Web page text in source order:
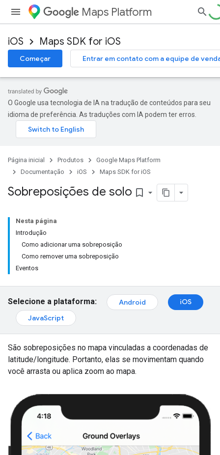
Maps Platform
iOS Maps SDK for iOS
Começar Entrar em contato com a equipe de
O Google usa tecnologia de IA na tradução de conteúdos para seu
idioma de preferência. As traduções com IA podem ter erros.
Página inicial Produtos
Google Maps Platform
Documentação
iOS Maps SDK for iOS
Sobreposições de solo bookmark_border
Nesta página
Introdução
Como adicionar uma sobreposição
Como remover uma sobreposição
Eventos
Selecione a plataforma: Android
iOS
JavaScript
São sobreposições no mapa vinculadas a coordenadas de
latitude/longitude. Portanto, elas se movimentam quando
você arrasta ou aplica zoom ao mapa.